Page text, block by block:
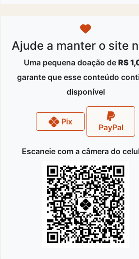
Ajude a manter o site
Uma pequena doação de R$
garante que esse conteúdo
disponível
Pix
PayPal
Escaneie com a câmera do